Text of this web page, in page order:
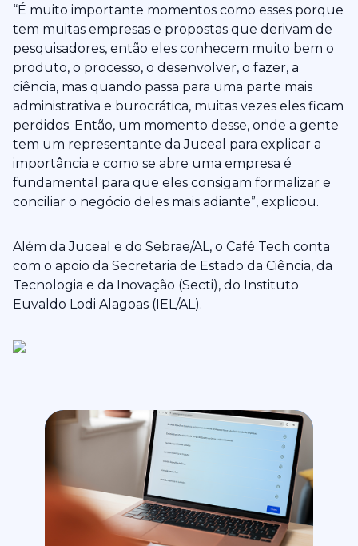
“É muito importante momentos como esses porque
tem muitas empresas e propostas que derivam de
pesquisadores, então eles conhecem muito bem o
produto, o processo, o desenvolver, o fazer, a
ciência, mas quando passa para uma parte mais
administrativa e burocrática, muitas vezes eles ficam
perdidos. Então, um momento desse, onde a gente
tem um representante da Juceal para explicar a
importância e como se abre uma empresa é
fundamental para que eles consigam formalizar e
conciliar o negócio deles mais adiante”, explicou.
Além da Juceal e do Sebrae/AL, o Café Tech conta
com o apoio da Secretaria de Estado da Ciência, da
Tecnologia e da Inovação (Secti), do Instituto
Euvaldo Lodi Alagoas (IEL/AL).